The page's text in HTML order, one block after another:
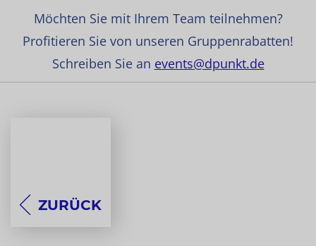
Möchten Sie mit Ihrem Team teilnehmen?
Profitieren Sie von unseren Gruppenrabatten!
Schreiben Sie an events@dpunkt.de
ZURÜCK